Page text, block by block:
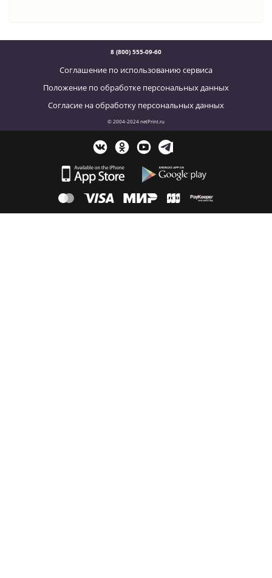
8 (800) 555-09-60
Соглашение по использованию сервиса
Положение по обработке персональных данных
Согласие на обработку персональных данных
© 2004-2024 netPrint.ru